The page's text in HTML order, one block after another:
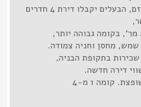
על פי הסכם עם היזם, הבעלים יקבלו דירת 4 חדרים
מחסן וחניה צמודה.
שכירות בתקופת הבניה,
דירה חדשה.